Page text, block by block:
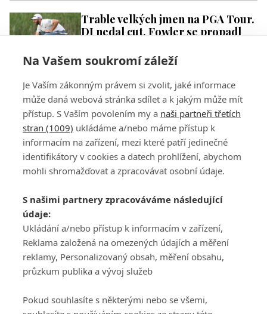
Na Vašem soukromí záleží
Je Vaším zákonným právem si zvolit, jaké informace
může daná webová stránka sdílet a k jakým může mít
přístup. S Vaším povolením my a naši partneři třetích
stran (1009) ukládáme a/nebo máme přístup k
informacím na zařízení, mezi které patří jedinečné
identifikátory v cookies a datech prohlížení, abychom
mohli shromažďovat a zpracovávat osobní údaje.
S našimi partnery zpracováváme následující
údaje:
Ukládání a/nebo přístup k informacím v zařízení,
Reklama založená na omezených údajích a měření
reklamy, Personalizovaný obsah, měření obsahu,
průzkum publika a vývoj služeb
Pokud souhlasíte s některými nebo se všemi,
Trable velkých jmen na PGA Tour.
DJ nedal cut, Fowler se propadl
128 129 130 131 132 133 134 135 136 137
Všeobecné obchodní
podmínky služby
GolfExtra.cz Premium
Podmínky zpracování
osobních údajů při
GolfExtra
ATV CZ, s.r.o.
140 00 Praha 4